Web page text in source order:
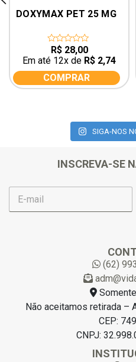
DOXYMAX PET 25 MG
out
of
5
R$28,00
Em até 12x de R$ 2,74
COMPRAR
SIGA-NOS
INSCREVA-SE
E
m
(62)
Não aceitamos retirada –
CEP:
CNPJ: